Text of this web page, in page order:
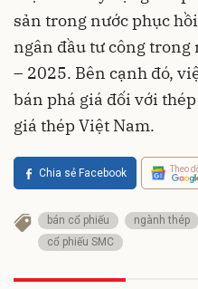
sản trong nước phục
ngân đầu tư công
– 2025. Bên cạnh đó,
bán phá giá đối với
giá thép Việt Nam.
Chia sẻ Facebook Theo
bán cổ phiếu ngành thép
cổ phiếu SMC